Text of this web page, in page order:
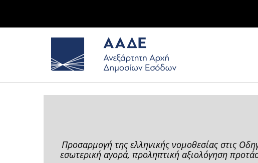
Προσαρμογή της ελληνικής νομοθεσίας στις
εσωτερική αγορά, προληπτική αξιολόγηση